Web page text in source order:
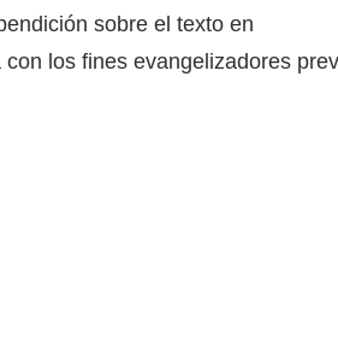
sobre el texto en
los fines evangelizadores